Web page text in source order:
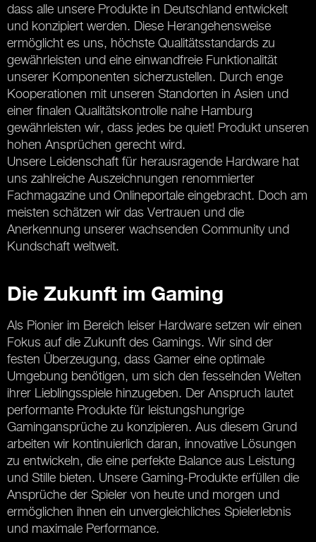
dass alle unsere Produkte in Deutschland entwickelt
und konzipiert werden. Diese Herangehensweise
ermöglicht es uns, höchste Qualitätsstandards zu
gewährleisten und eine einwandfreie Funktionalität
unserer Komponenten sicherzustellen. Durch enge
Kooperationen mit unseren Standorten in Asien und
einer finalen Qualitätskontrolle nahe Hamburg
gewährleisten wir, dass jedes be quiet! Produkt unseren
hohen Ansprüchen gerecht wird.
Unsere Leidenschaft für herausragende Hardware hat
uns zahlreiche Auszeichnungen renommierter
Fachmagazine und Onlineportale eingebracht. Doch am
meisten schätzen wir das Vertrauen und die
Anerkennung unserer wachsenden Community und
Kundschaft weltweit.
Die Zukunft im Gaming
Als Pionier im Bereich leiser Hardware setzen wir einen
Fokus auf die Zukunft des Gamings. Wir sind der
festen Überzeugung, dass Gamer eine optimale
Umgebung benötigen, um sich den fesselnden Welten
ihrer Lieblingsspiele hinzugeben. Der Anspruch lautet
performante Produkte für leistungshungrige
Gamingansprüche zu konzipieren. Aus diesem Grund
arbeiten wir kontinuierlich daran, innovative Lösungen
zu entwickeln, die eine perfekte Balance aus Leistung
und Stille bieten. Unsere Gaming-Produkte erfüllen die
Ansprüche der Spieler von heute und morgen und
ermöglichen ihnen ein unvergleichliches Spielerlebnis
und maximale Performance.